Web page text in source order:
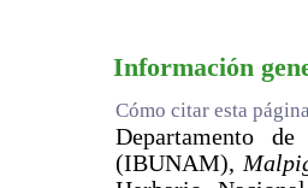
Información
Cómo citar esta
Departamento
(IBUNAM),